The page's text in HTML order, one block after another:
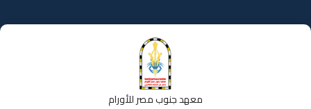
إلى
المحتوى
معهد جنوب مصر للأورام